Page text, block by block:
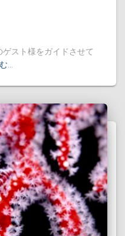
スト様をガイドさせて
…